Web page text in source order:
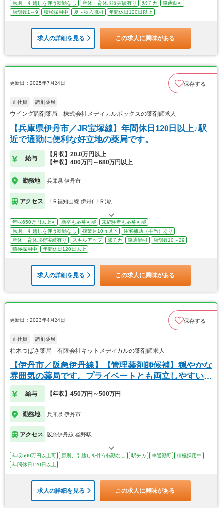
原則、引越しを伴う転勤なし
産休・育休取得実績有り 駅チカ
車通勤可
店舗数1～9
積極採用中 夏～秋入職可 年間休日120日以上
求人の詳細を見る この求人に興味がある
更新日：2025年7月24日 保存する
正社員 調剤薬局
ウイング調剤薬局 株式会社メディカルボックスの薬剤師求人
【兵庫県伊丹市／JR宝塚線】年間休日120日以上♪駅
近で通勤に便利な好立地の薬局です。
給与
【月収】20.0万円以上
【年収】400万円～680万円以上
勤務地 兵庫県 伊丹市
アクセス ＪＲ福知山線 伊丹(ＪＲ)駅
年収650万円以上可 新卒も応募可能
未経験者も応募可能
原則、引越しを伴う転勤なし
残業月10ｈ以下
住宅補助（手当）あり
産休・育休取得実績有り
スキルアップ 駅チカ 車通勤可
店舗数10～29
積極採用中
年間休日120日以上
求人の詳細を見る この求人に興味がある
更新日：2023年4月24日 保存する
正社員 調剤薬局
柏木つばさ薬局 有限会社キットメディカルの薬剤師求人
【伊丹市／阪急伊丹線】【管理薬剤師候補】穏やかな
雰囲気の薬局です。プライベートとも両立しやすいで
す。
給与 【年収】450万円～500万円
勤務地 兵庫県 伊丹市
アクセス 阪急伊丹線 稲野駅
年収500万円以上可 原則、引越しを伴う転勤なし 駅チカ 車通勤可
積極採用中
年間休日120日以上
求人の詳細を見る この求人に興味がある